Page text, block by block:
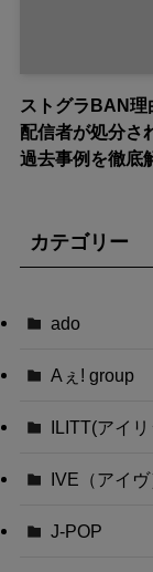
ストグラBAN理
配信者が処分さ
過去事例を徹底
カテゴリー
ado
Aぇ! group
ILITT(アイ
IVE（アイヴ
J-POP